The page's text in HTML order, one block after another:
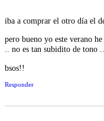
iba a comprar el otro día el
pero bueno yo este verano
.. no es tan subidito de tono
bsos!!
Responder